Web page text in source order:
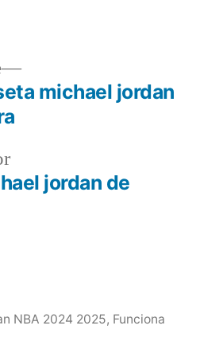
Entrada
anterior:jordan de
Entrada
siguiente:
michael jordan
NBA 2024 2025, Funciona